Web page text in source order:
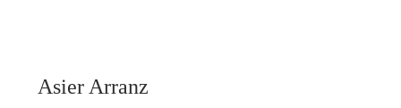
Asier Arranz